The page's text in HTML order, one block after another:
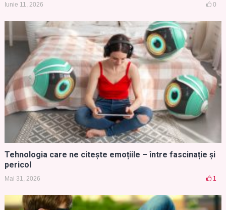
Iunie 11, 2026 0
Tehnologia care ne citește emoțiile – între fascinație și
pericol
Mai 31, 2026 1